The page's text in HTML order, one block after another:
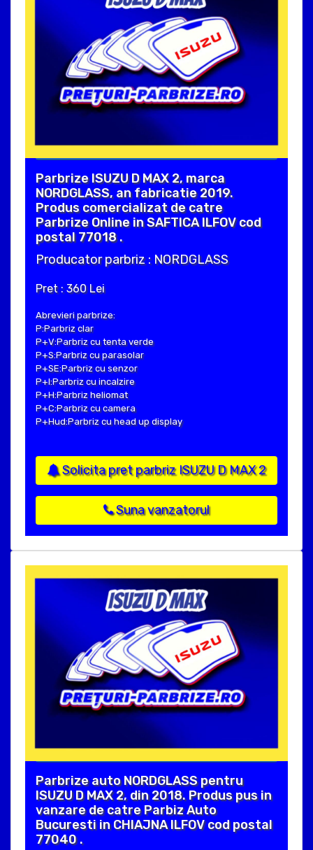
Parbrize ISUZU D MAX 2, marca
NORDGLASS, an fabricatie 2019.
Produs comercializat de catre
Parbrize Online in SAFTICA ILFOV cod
postal 77018 .
Producator parbriz : NORDGLASS
Pret : 360 Lei
Abrevieri parbrize:
P:Parbriz clar
P+V:Parbriz cu tenta verde
P+S:Parbriz cu parasolar
P+SE:Parbriz cu senzor
P+I:Parbriz cu incalzire
P+H:Parbriz heliomat
P+C:Parbriz cu camera
P+Hud:Parbriz cu head up display
Solicita pret parbriz ISUZU D MAX 2
Suna vanzatorul
Parbrize auto NORDGLASS pentru
ISUZU D MAX 2, din 2018. Produs pus in
vanzare de catre Parbiz Auto
Bucuresti in CHIAJNA ILFOV cod postal
77040 .